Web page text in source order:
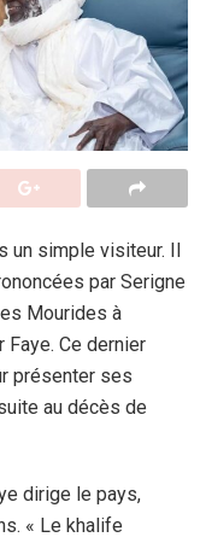
un simple visiteur. Il
par Serigne
Mourides à
Faye. Ce dernier
présenter ses
au décès de
dirige le pays,
« Le khalife